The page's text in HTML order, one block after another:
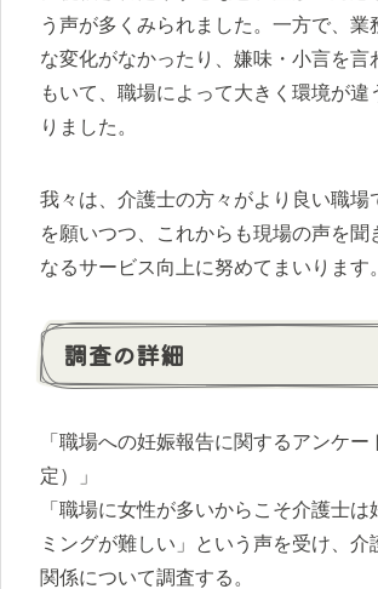
う声が多くみられました。一方で、業
な変化がなかったり、嫌味・小言を言
もいて、職場によって大きく環境が違
りました。
我々は、介護士の方々がより良い職場
を願いつつ、これからも現場の声を聞
なるサービス向上に努めてまいります。
調査の詳細
「職場への妊娠報告に関するアンケー
定）」
「職場に女性が多いからこそ介護士は
ミングが難しい」という声を受け、介
関係について調査する。